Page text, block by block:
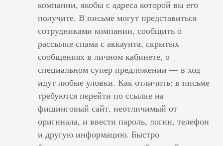
компании, якобы с адреса которой вы его
получите. В письме могут представиться
сотрудниками компании, сообщить о
рассылке спама с аккаунта, скрытых
сообщениях в личном кабинете, о
специальном супер предложении — в ход
идут любые уловки. Как отличить: в письме
требуются перейти по ссылке на
фишинговый сайт, неотличимый от
оригинала, и ввести пароль, логин, телефон
и другую информацию. Быстро